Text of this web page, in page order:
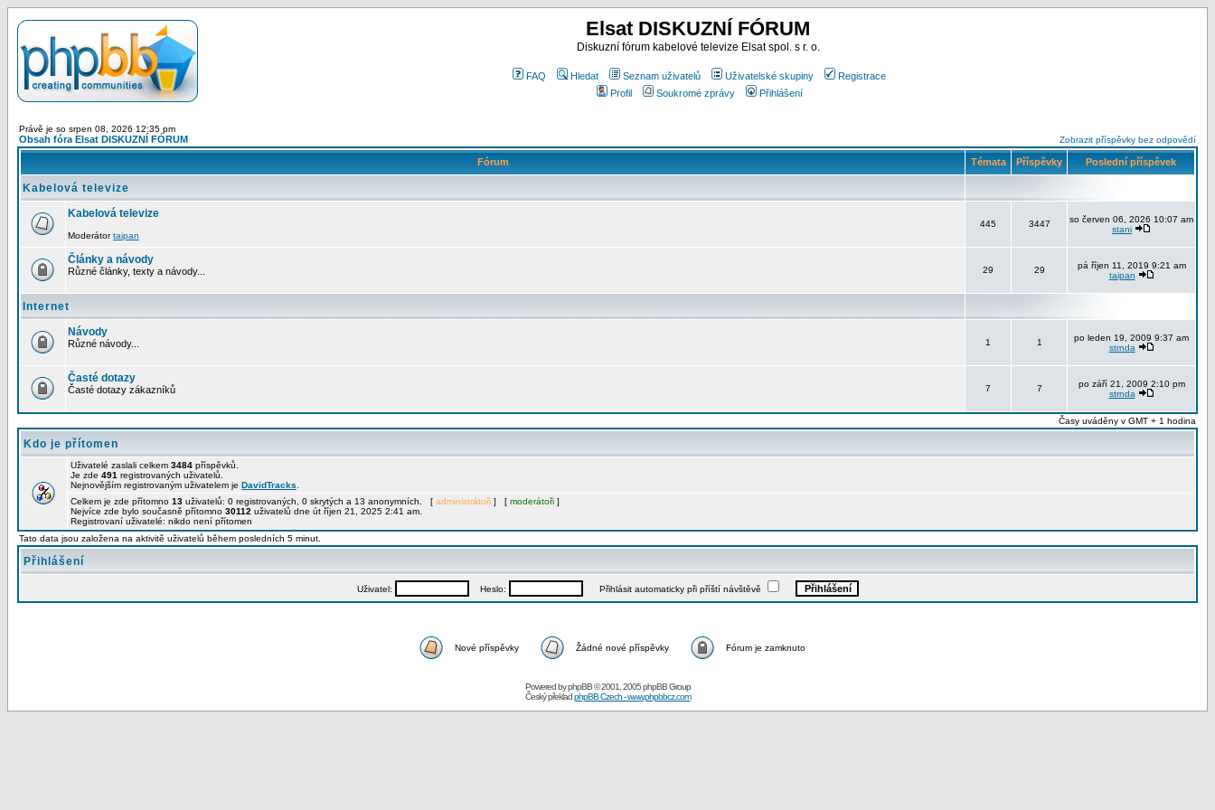
Elsat DISKUZNÍ FÓRUM
Diskuzní fórum kabelové televize Elsat spol. s r. o.
FAQ Hledat Seznam uživatelů Uživatelské skupiny
Registrace
Profil
Soukromé zprávy Přihlášení
Právě je so srpen 08, 2026 12:35 pm
Obsah fóra Elsat DISKUZNÍ FÓRUM Zobrazit příspěvky bez odpovědí
Fórum Témata Příspěvky Poslední příspěvek
Kabelová televize
Kabelová televize
Moderátortaipan
445 3447
so červen 06, 2026 10:07 am
stani
Články a návody
Různé články, texty a návody... 29 29
pá říjen 11, 2019 9:21 am
taipan
Internet
Návody
Různé návody... 1 1
po leden 19, 2009 9:37 am
strnda
Časté dotazy
Časté dotazy zákazníků 7 7
po září 21, 2009 2:10 pm
strnda
Časy uváděny v GMT + 1 hodina
Kdo je přítomen
Uživatelé zaslali celkem 3484 příspěvků.
Je zde 491 registrovaných uživatelů.
Nejnovějším registrovaným uživatelem je DavidTracks
Celkem je zde přítomno 13 uživatelů: 0 registrovaných, 0 skrytých a 13 anonymních. [ administrátoři ] [ moderátoři ]
Nejvíce zde bylo současně přítomno 30112 uživatelů dne út říjen 21, 2025 2:41 am.
Registrovaní uživatelé: nikdo není přítomen
Tato data jsou založena na aktivitě uživatelů během posledních 5 minut.
Přihlášení
Uživatel: Heslo: Přihlásit automaticky při příští návštěvě
Nové příspěvky Žádné nové příspěvky Fórum je zamknuto
Powered byphpBB© 2001, 2005 phpBB Group
Český překladphpBB Czech - www.phpbbcz.com